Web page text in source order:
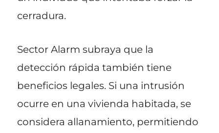
cerradura.
Sector Alarm subraya que la
detección rápida también tiene
beneficios legales. Si una intrusión
ocurre en una vivienda habitada, se
considera allanamiento, permitiendo